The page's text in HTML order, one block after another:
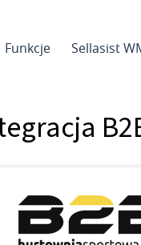
Funkcje Sellasist